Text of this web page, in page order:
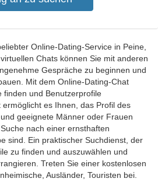
Online-Dating-Service in Peine,
Chats können Sie mit anderen
Gespräche zu beginnen und
Mit dem Online-Dating-Chat
finden und Benutzerprofile
es Ihnen, das Profil des
geeignete Männer oder Frauen
nach einer ernsthaften
sind. Ein praktischer Suchdienst, der
zu finden und auszuwählen und
Treten Sie einer kostenlosen
Ausländer, Touristen bei.